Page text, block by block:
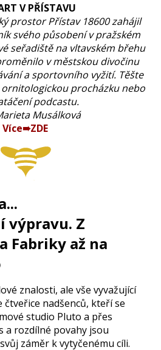
V PŘÍSTAVU
prostor Přístav 18600 zahájil
svého působení v pražském
seřadiště na vltavském břehu
v městskou divočinu
a sportovního vyžití. Těšte
procházku nebo
podcastu.
Musálková
Více➠ZDE
výpravu. Z
Fabriky až na
znalosti, ale vše vyvažující
čtveřice nadšenců, kteří se
studio Pluto a přes
a rozdílné povahy jsou
záměr k vytyčenému cíli.